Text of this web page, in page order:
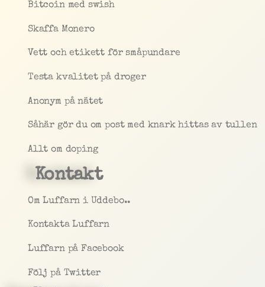
Bitcoin med swish
Skaffa Monero
Vett och etikett för småpundare
Testa kvalitet på droger
Anonym på nätet
Såhär gör du om post med knark hittas av tullen
Allt om doping
Kontakt
Om Luffarn i Uddebo..
Kontakta Luffarn
Luffarn på Facebook
Följ på Twitter